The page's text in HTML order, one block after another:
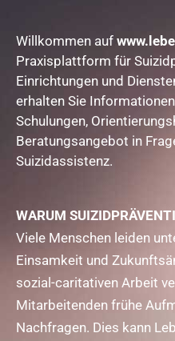
Mehr
Willkommen auf
Praxisplattform für
Einrichtungen und
erhalten Sie
Schulungen,
Beratungsangebot in
Suizidassistenz.
WARUM
Viele Menschen leiden
Einsamkeit und
sozial-caritativen Arbeit
Mitarbeitenden frühe
Nachfragen. Dies kann